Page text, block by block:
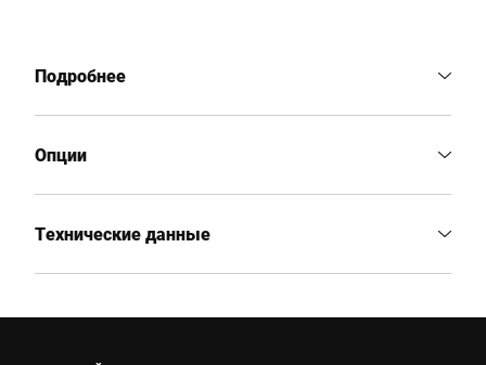
Подробнее
Опции
Технические данные